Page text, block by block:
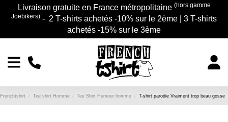
Livraison gratuite en France métropolitaine (hors gamme
Joebikers) - 2 T-shirts achetés -10% sur le 2ème | 3 T-shirts
achetés -15% sur le 3ème
Frenchtshirt Tee shirt Homme Tee Shirt Humour homme T-shirt parodie Vraiment trop beau gosse